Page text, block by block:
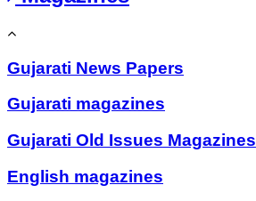
Gujarati News Papers
Gujarati magazines
Gujarati Old Issues Magazines
English magazines